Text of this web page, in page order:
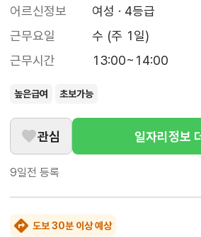
어르신정보
여성 · 4등급
근무요일
수 (주 1일)
근무시간
13:00~14:00
높은급여 초보가능
관심 일자리정보
9일전 등록
도보 30분 이상 예상